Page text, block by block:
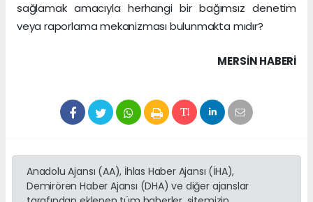
sağlamak amacıyla herhangi bir bağımsız denetim
veya raporlama mekanizması bulunmakta mıdır?
MERSIN HABERİ
Anadolu Ajansı (AA), İhlas Haber Ajansı (İHA),
Demirören Haber Ajansı (DHA) ve diğer ajanslar